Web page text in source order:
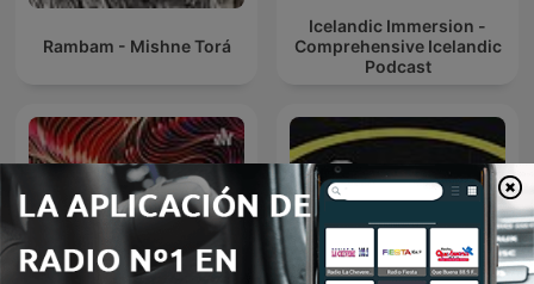
Rambam - Mishne Torá
Icelandic Immersion -
Comprehensive Icelandic
Podcast